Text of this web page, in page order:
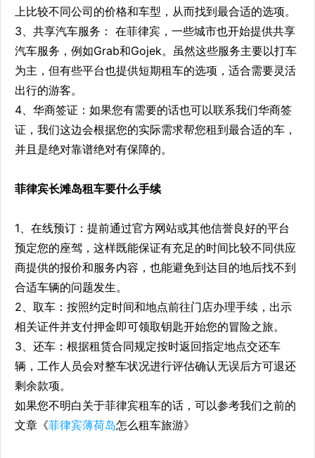
上比较不同公司的价格和车型，从而找到最合适的选项。
3、共享汽车服务： 在菲律宾，一些城市也开始提供共享
汽车服务，例如Grab和Gojek。虽然这些服务主要以打车
为主，但有些平台也提供短期租车的选项，适合需要灵活
出行的游客。
4、华商签证：如果您有需要的话也可以联系我们华商签
证，我们这边会根据您的实际需求帮您租到最合适的车，
并且是绝对靠谱绝对有保障的。
菲律宾长滩岛租车要什么手续
1、在线预订：提前通过官方网站或其他信誉良好的平台
预定您的座驾，这样既能保证有充足的时间比较不同供应
商提供的报价和服务内容，也能避免到达目的地后找不到
合适车辆的问题发生。
2、取车：按照约定时间和地点前往门店办理手续，出示
相关证件并支付押金即可领取钥匙开始您的冒险之旅。
3、还车：根据租赁合同规定按时返回指定地点交还车
辆，工作人员会对整车状况进行评估确认无误后方可退还
剩余款项。
如果您不明白关于菲律宾租车的话，可以参考我们之前的
文章《菲律宾薄荷岛怎么租车旅游》